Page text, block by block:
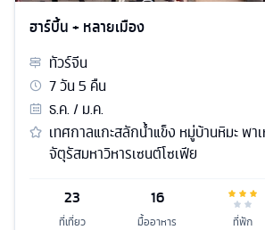
ฮาร์บิ้น + หลายเมือง
ทัวร์จีน
7วัน5 คืน
ธ.ค. / ม.ค.
เทศกาลแกะสลักน้ำแข็ง หมู่บ้านหิมะ พา
จัตุรัสมหาวิหารเซนต์โซเฟีย
23
ที่เที่ยว
16
มื้ออาหาร ที่พัก